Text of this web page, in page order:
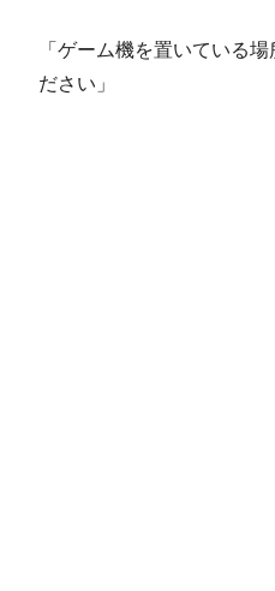
「ゲーム機を置いている
ださい」